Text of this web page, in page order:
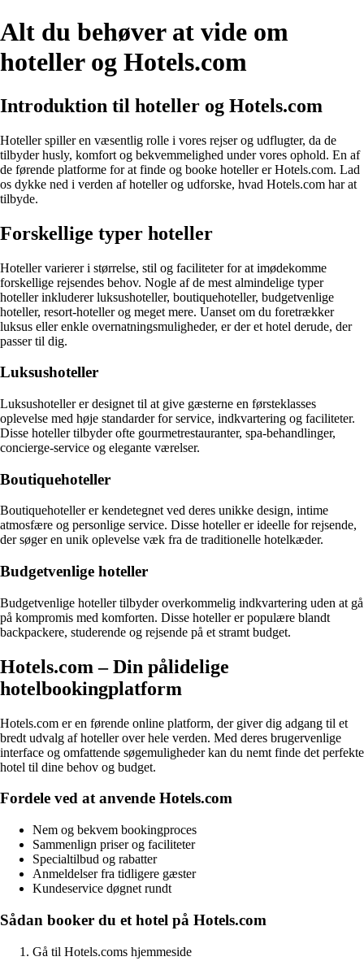
Alt du behøver at vide om
hoteller og Hotels.com
Introduktion til hoteller og Hotels.com
Hoteller spiller en væsentlig rolle i vores rejser og udflugter, da de
tilbyder husly, komfort og bekvemmelighed under vores ophold. En af
de førende platforme for at finde og booke hoteller er Hotels.com. Lad
os dykke ned i verden af hoteller og udforske, hvad Hotels.com har at
tilbyde.
Forskellige typer hoteller
Hoteller varierer i størrelse, stil og faciliteter for at imødekomme
forskellige rejsendes behov. Nogle af de mest almindelige typer
hoteller inkluderer luksushoteller, boutiquehoteller, budgetvenlige
hoteller, resort-hoteller og meget mere. Uanset om du foretrækker
luksus eller enkle overnatningsmuligheder, er der et hotel derude, der
passer til dig.
Luksushoteller
Luksushoteller er designet til at give gæsterne en førsteklasses
oplevelse med høje standarder for service, indkvartering og faciliteter.
Disse hoteller tilbyder ofte gourmetrestauranter, spa-behandlinger,
concierge-service og elegante værelser.
Boutiquehoteller
Boutiquehoteller er kendetegnet ved deres unikke design, intime
atmosfære og personlige service. Disse hoteller er ideelle for rejsende,
der søger en unik oplevelse væk fra de traditionelle hotelkæder.
Budgetvenlige hoteller
Budgetvenlige hoteller tilbyder overkommelig indkvartering uden at gå
på kompromis med komforten. Disse hoteller er populære blandt
backpackere, studerende og rejsende på et stramt budget.
Hotels.com – Din pålidelige
hotelbookingplatform
Hotels.com er en førende online platform, der giver dig adgang til et
bredt udvalg af hoteller over hele verden. Med deres brugervenlige
interface og omfattende søgemuligheder kan du nemt finde det perfekte
hotel til dine behov og budget.
Fordele ved at anvende Hotels.com
Nem og bekvem bookingproces
Sammenlign priser og faciliteter
Specialtilbud og rabatter
Anmeldelser fra tidligere gæster
Kundeservice døgnet rundt
Sådan booker du et hotel på Hotels.com
Gå til Hotels.coms hjemmeside